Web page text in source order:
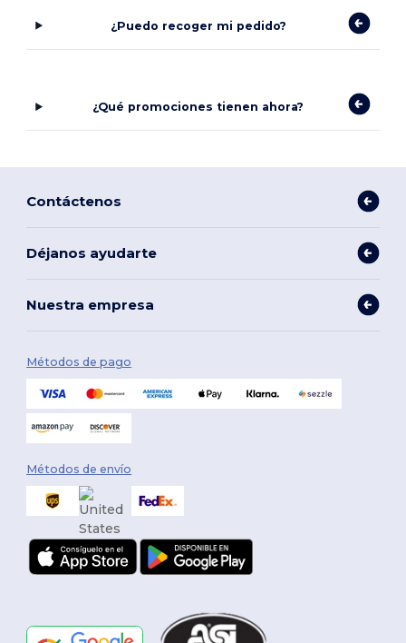
¿Puedo recoger mi pedido?
¿Qué promociones tienen ahora?
Contáctenos
Déjanos ayudarte
Nuestra empresa
Métodos de pago
Métodos de envío